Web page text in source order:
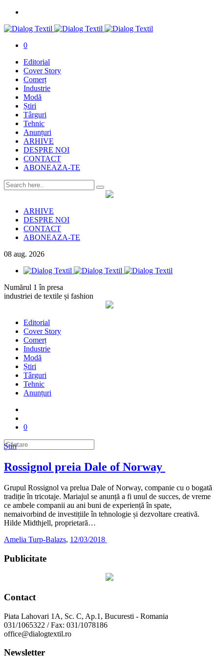
0
Editorial
Cover Story
Comerț
Industrie
Modă
Știri
Târguri
Tehnic
Anunțuri
ARHIVE
DESPRE NOI
CONTACT
ABONEAZA-TE
ARHIVE
DESPRE NOI
CONTACT
ABONEAZA-TE
08 aug. 2026
Numărul 1 în presa
industriei de textile și fashion
Editorial
Cover Story
Comerț
Industrie
Modă
Știri
Târguri
Tehnic
Anunțuri
0
Știri
Rossignol preia Dale of Norway
Grupul Rossignol va prelua Dale of Norway, companie cu o bogată
tradiție în tricotaje. Mariajul se anunță a fi unul de succes, de vreme
ce ambele companii au ani buni de experiență în spate,
nemaivorbind de investițiile în tehnologie și dezvoltare creativă.
Hilde Midthjell, proprietară…
Amelia Turp-Balazs, 12/03/2018
Publicitate
Contact
Piata Lahovari 1A, Sc. C, Ap.1, Bucuresti - Romania
031/1065322 / Fax: 031/1078186
office@dialogtextil.ro
Newsletter